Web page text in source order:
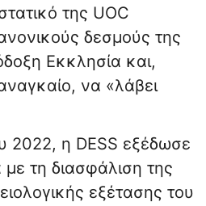
της UOC
δεσμούς της
Εκκλησία και,
να «λάβει
2022, η DESS εξέδωσε
με τη διασφάλιση της
εξέτασης του